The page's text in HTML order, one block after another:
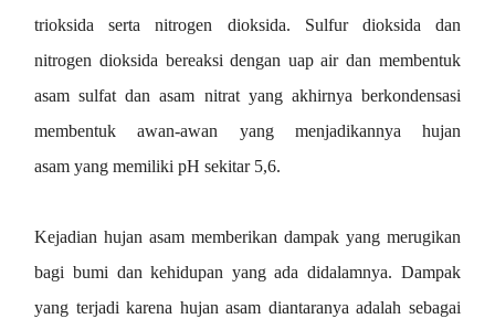
trioksida serta nitrogen dioksida. Sulfur dioksida dan
nitrogen dioksida bereaksi dengan uap air dan membentuk
asam sulfat dan asam nitrat yang akhirnya berkondensasi
membentuk awan-awan yang menjadikannya hujan
asam yang memiliki pH sekitar 5,6.
Kejadian hujan asam memberikan dampak yang merugikan
bagi bumi dan kehidupan yang ada didalamnya. Dampak
yang terjadi karena hujan asam diantaranya adalah sebagai